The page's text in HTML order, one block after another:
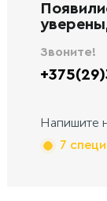
Звоните!
Напишите
7